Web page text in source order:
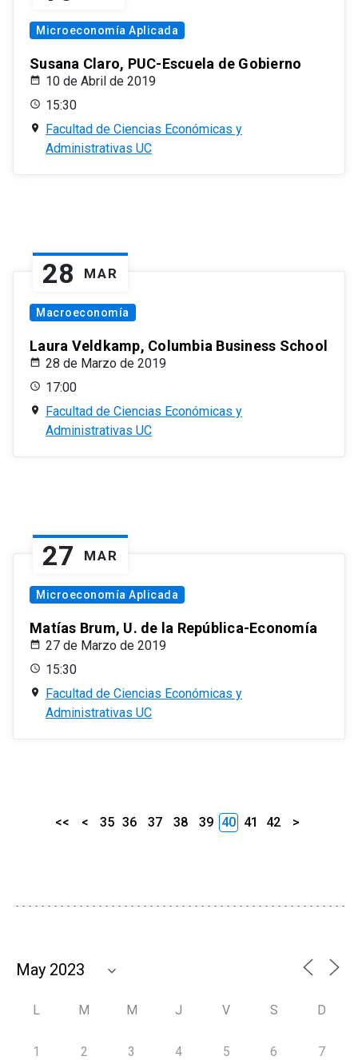
Microeconomía Aplicada
Susana Claro, PUC-Escuela de Gobierno
10 de Abril de 2019
15:30
Facultad de Ciencias Económicas y
Administrativas UC
28 MAR
Macroeconomía
Laura Veldkamp, Columbia Business School
28 de Marzo de 2019
17:00
Facultad de Ciencias Económicas y
Administrativas UC
27 MAR
Microeconomía Aplicada
Matías Brum, U. de la República-Economía
27 de Marzo de 2019
15:30
Facultad de Ciencias Económicas y
Administrativas UC
<< < 35 36 37 38 39 40 41 42 >
L M M J V S D
1 2 3 4 5 6 7